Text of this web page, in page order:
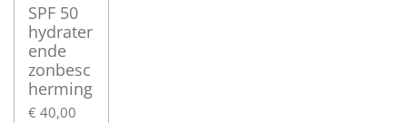
SPF 50
hydrater
ende
zonbesc
herming
€ 40,00